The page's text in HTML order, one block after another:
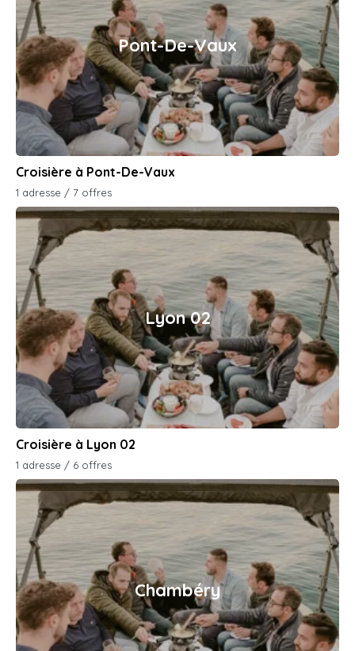
Pont-De-Vaux
Croisière à Pont-De-Vaux
1 adresse / 7 offres
Lyon 02
Croisière à Lyon 02
1 adresse / 6 offres
Chambéry